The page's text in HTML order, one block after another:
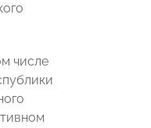
числе